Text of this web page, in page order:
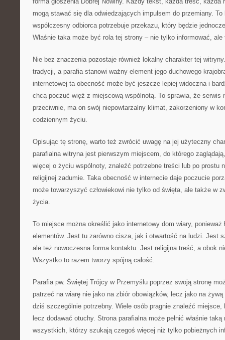
mogą stawać się dla odwiedzających impulsem do przemiany.
współczesny odbiorca potrzebuje przekazu, który będzie
Właśnie taka może być rola tej strony – nie tylko informować,
Nie bez znaczenia pozostaje również lokalny charakter tej
tradycji, a parafia stanowi ważny element jego duchowego
internetowej ta obecność może być jeszcze lepiej widoczna i
chcą poczuć więź z miejscową wspólnotą. To sprawia, że serwis
przeciwnie, ma on swój niepowtarzalny klimat, zakorzeniony w
codziennym życiu.
Opisując tę stronę, warto też zwrócić uwagę na jej użyteczny
parafialna witryna jest pierwszym miejscem, do którego
więcej o życiu wspólnoty, znaleźć potrzebne treści lub po prostu
religijnej zadumie. Taka obecność w internecie daje poczucie
może towarzyszyć człowiekowi nie tylko od święta, ale także w
życia.
To miejsce można określić jako internetowy dom wiary, ponieważ
elementów. Jest tu zarówno cisza, jak i otwartość na ludzi. Jest
ale też nowoczesna forma kontaktu. Jest religijna treść, a obok
Wszystko to razem tworzy spójną całość.
Parafia pw. Świętej Trójcy w Przemyślu poprzez swoją stronę
patrzeć na wiarę nie jako na zbiór obowiązków, lecz jako na
dziś szczególnie potrzebny. Wiele osób pragnie znaleźć miejsce,
lecz dodawać otuchy. Strona parafialna może pełnić właśnie
wszystkich, którzy szukają czegoś więcej niż tylko pobieżnych